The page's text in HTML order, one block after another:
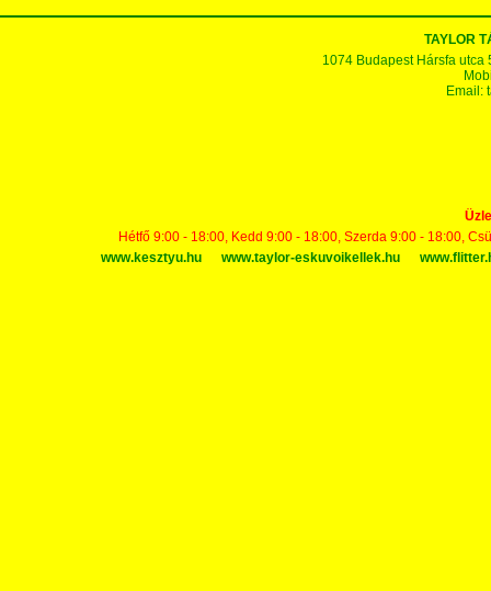
TAYLOR
1074 Budapest Hársfa utca
Email:
Hétfő 9:00 - 18:00, Kedd 9:00 - 18:00, Szerda 9:00 - 18:00,
www.kesztyu.hu
www.taylor-eskuvoikellek.hu